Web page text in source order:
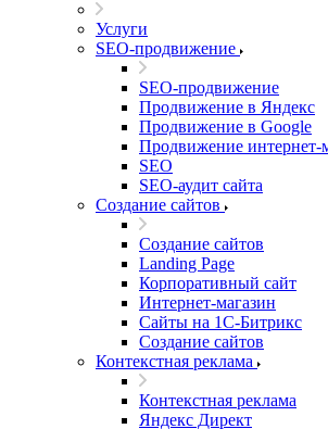
Услуги
SEO-продвижение
SEO-продвижение
Продвижение в Яндекс
Продвижение в Google
Продвижение интернет-
SEO
SEO-аудит сайта
Создание сайтов
Создание сайтов
Landing Page
Корпоративный сайт
Интернет-магазин
Сайты на 1С-Битрикс
Создание сайтов
Контекстная реклама
Контекстная реклама
Яндекс Директ